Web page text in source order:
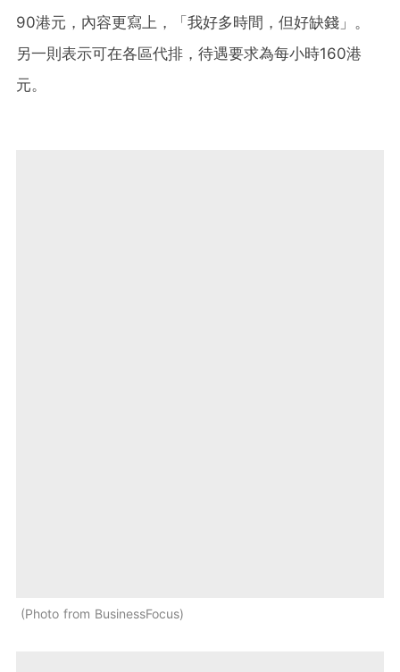
90港元，內容更寫上，「我好多時間，但好缺錢」。
另一則表示可在各區代排，待遇要求為每小時160港
元。
Photo from BusinessFocus